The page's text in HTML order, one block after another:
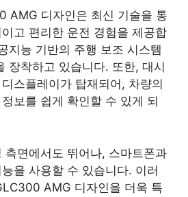
AMG 디자인은 최신 기술을 통
고 편리한 운전 경험을 제공합
지능 기반의 주행 보조 시스템
장착하고 있습니다. 또한, 대시
스플레이가 탑재되어, 차량의
보를 쉽게 확인할 수 있게 되
측면에서도 뛰어나, 스마트폰과
을 사용할 수 있습니다. 이러
AMG 디자인을 더욱 특